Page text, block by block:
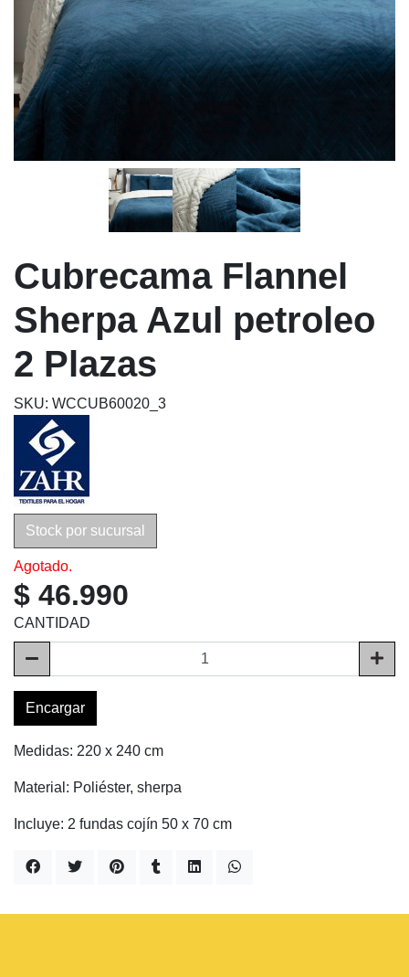
Cubrecama Flannel
Sherpa Azul petroleo
2 Plazas
SKU: WCCUB60020_3
Stock por sucursal
Agotado.
$ 46.990
CANTIDAD
Encargar
Medidas: 220 x 240 cm
Material: Poliéster, sherpa
Incluye: 2 fundas cojín 50 x 70 cm